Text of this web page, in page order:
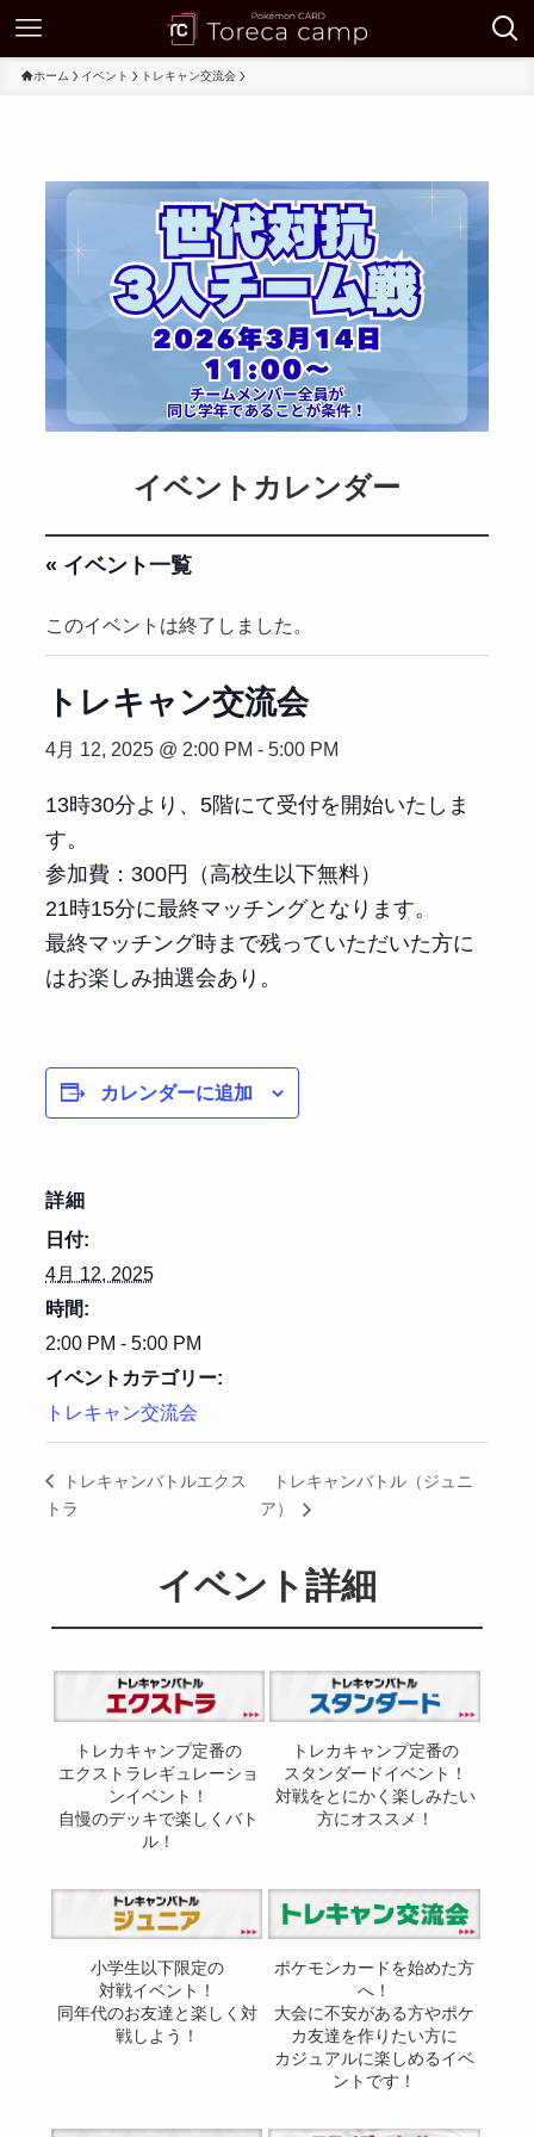
ホーム イベント トレキャン交流会
イベントカレンダー
« イベント一覧
このイベントは終了しました。
トレキャン交流会
4月 12, 2025 @ 2:00 PM - 5:00 PM
13時30分より、5階にて受付を開始いたしま
す。
参加費：300円（高校生以下無料）
21時15分に最終マッチングとなります。
最終マッチング時まで残っていただいた方に
はお楽しみ抽選会あり。
カレンダーに追加
詳細
日付:
4月 12, 2025
時間:
2:00 PM - 5:00 PM
イベントカテゴリー:
トレキャン交流会
トレキャンバトルエクス
トラ
トレキャンバトル（ジュニ
ア）
イベント詳細
トレカキャンプ定番の
エクストラレギュレーショ
ンイベント！
自慢のデッキで楽しくバト
ル！
トレカキャンプ定番の
スタンダードイベント！
対戦をとにかく楽しみたい
方にオススメ！
小学生以下限定の
対戦イベント！
同年代のお友達と楽しく対
戦しよう！
ポケモンカードを始めた方
へ！
大会に不安がある方やポケ
カ友達を作りたい方に
カジュアルに楽しめるイベ
ントです！